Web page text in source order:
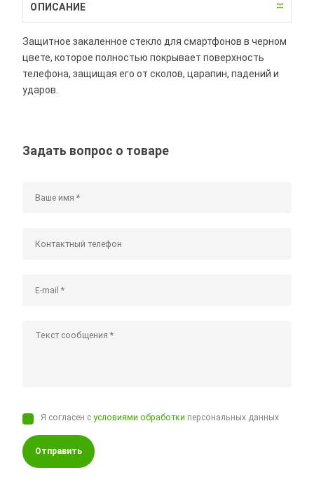
ОПИСАНИЕ
Защитное закаленное стекло для смартфонов в черном
цвете, которое полностью покрывает поверхность
телефона, защищая его от сколов, царапин, падений и
ударов.
Задать вопрос о товаре
Я согласен сусловиями обработки персональных данных
Отправить